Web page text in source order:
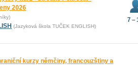
2026
(Jazyková škola TUČEK ENGLISH)
7 –
kurzy němčiny, francouzštiny a